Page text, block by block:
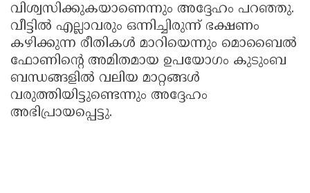
വിശ്വസിക്കുകയാണെന്നും അദ്ദേഹം പറഞ്ഞു.
വീട്ടിൽ എല്ലാവരും ഒന്നിച്ചിരുന്ന് ഭക്ഷണം
കഴിക്കുന്ന രീതികൾ മാറിയെന്നും മൊബൈൽ
ഫോണിന്റെ അമിതമായ ഉപയോഗം കുടുംബ
ബന്ധങ്ങളിൽ വലിയ മാറ്റങ്ങൾ
വരുത്തിയിട്ടുണ്ടെന്നും അദ്ദേഹം
അഭിപ്രായപ്പെട്ടു.